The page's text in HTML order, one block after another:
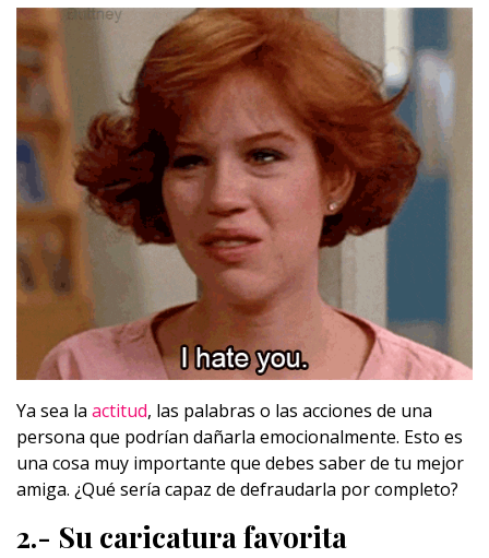
Ya sea la actitud, las palabras o las acciones de una
persona que podrían dañarla emocionalmente. Esto es
una cosa muy importante que debes saber de tu mejor
amiga. ¿Qué sería capaz de defraudarla por completo?
2.- Su caricatura favorita